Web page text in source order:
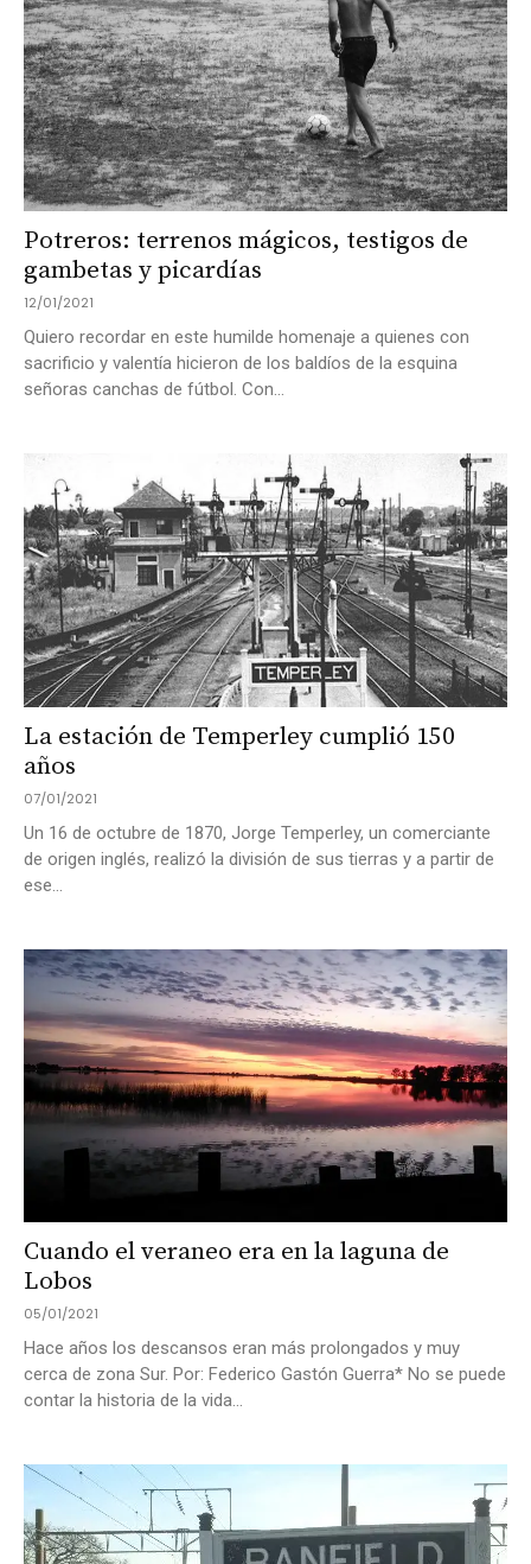
Potreros: terrenos mágicos, testigos de
gambetas y picardías
12/01/2021
Quiero recordar en este humilde homenaje a quienes con
sacrificio y valentía hicieron de los baldíos de la esquina
señoras canchas de fútbol. Con...
La estación de Temperley cumplió 150
años
07/01/2021
Un 16 de octubre de 1870, Jorge Temperley, un comerciante
de origen inglés, realizó la división de sus tierras y a partir de
ese...
Cuando el veraneo era en la laguna de
Lobos
05/01/2021
Hace años los descansos eran más prolongados y muy
cerca de zona Sur. Por: Federico Gastón Guerra* No se puede
contar la historia de la vida...